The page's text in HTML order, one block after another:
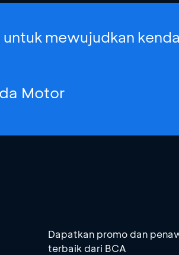
untuk mewujudkan
Motor
Dapatkan promo dan
terbaik dari BCA